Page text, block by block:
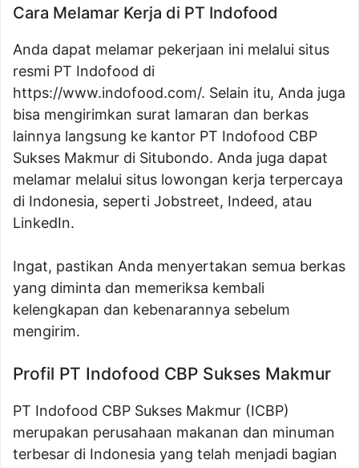
Cara Melamar Kerja di PT Indofood
Anda dapat melamar pekerjaan ini melalui situs
resmi PT Indofood di
https://www.indofood.com/. Selain itu, Anda juga
bisa mengirimkan surat lamaran dan berkas
lainnya langsung ke kantor PT Indofood CBP
Sukses Makmur di Situbondo. Anda juga dapat
melamar melalui situs lowongan kerja terpercaya
di Indonesia, seperti Jobstreet, Indeed, atau
LinkedIn.
Ingat, pastikan Anda menyertakan semua berkas
yang diminta dan memeriksa kembali
kelengkapan dan kebenarannya sebelum
mengirim.
Profil PT Indofood CBP Sukses Makmur
PT Indofood CBP Sukses Makmur (ICBP)
merupakan perusahaan makanan dan minuman
terbesar di Indonesia yang telah menjadi bagian